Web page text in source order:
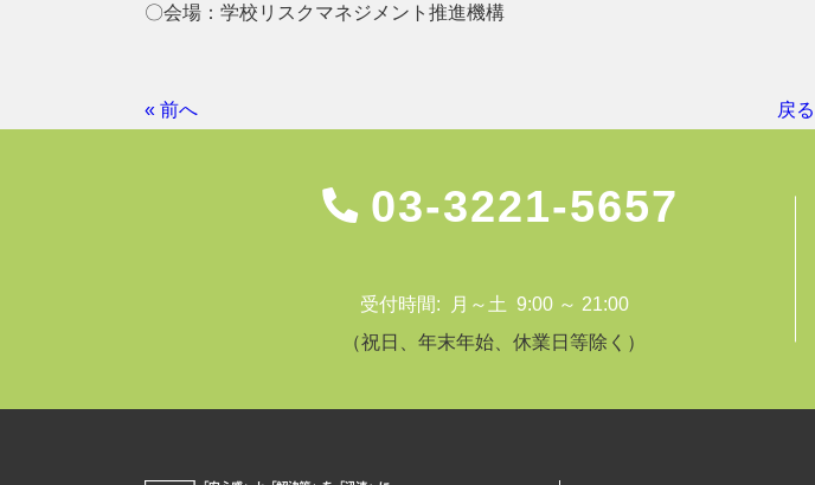
〇会場：学校リスクマネジメント推進機構
« 前へ 戻る
03-3221-5657
受付時間: 月～土 9:00 ～ 21:00
（祝日、年末年始、休業日等除く）